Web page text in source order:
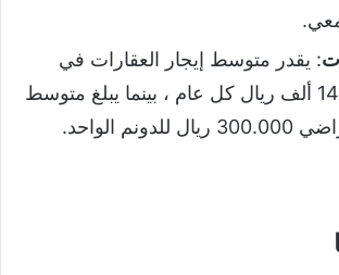
: يقدر متوسط ​​إيجار العقارات في
الحي بـ 14.000 ألف ريال كل عام ، بينما يبلغ متوسط ​​
الواحد.